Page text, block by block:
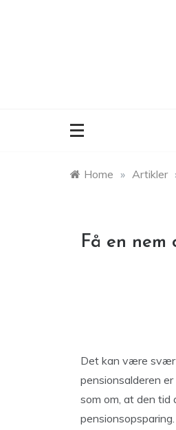
Home » Artikler
Få en nem
Det kan være
pensionsalderen
som om, at den tid